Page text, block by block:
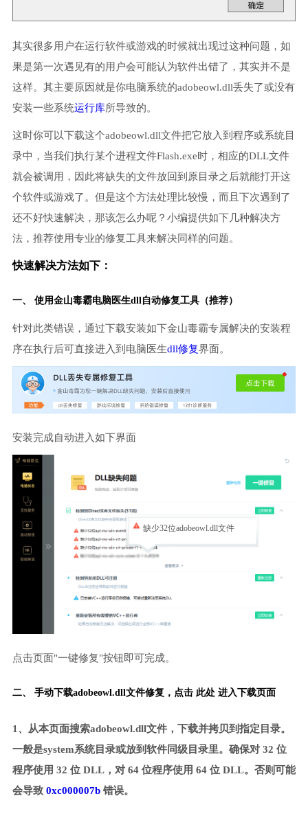
其实很多用户在运行软件或游戏的时候就出现过这种问题，如
果是第一次遇见有的用户会可能认为软件出错了，其实并不是
这样。其主要原因就是你电脑系统的adobeowl.dll丢失了或没有
安装一些系统运行库所导致的。
这时你可以下载这个adobeowl.dll文件把它放入到程序或系统目
录中，当我们执行某个进程文件Flash.exe时，相应的DLL文件
就会被调用，因此将缺失的文件放回到原目录之后就能打开这
个软件或游戏了。但是这个方法处理比较慢，而且下次遇到了
还不好快速解决，那该怎么办呢？小编提供如下几种解决方
法，推荐使用专业的修复工具来解决同样的问题。
快速解决方法如下：
一、 使用金山毒霸电脑医生dll自动修复工具（推荐）
针对此类错误，通过下载安装如下金山毒霸专属解决的安装程
序在执行后可直接进入到电脑医生dll修复界面。
安装完成自动进入如下界面
缺少32位adobeowl.dll文件
点击页面"一键修复"按钮即可完成。
二、 手动下载adobeowl.dll文件修复， 点击 此处 进入下载页面
1、从本页面搜索adobeowl.dll文件，下载并拷贝到指定目录。
一般是system系统目录或放到软件同级目录里。确保对 32 位
程序使用 32 位 DLL，对 64 位程序使用 64 位 DLL。否则可能
会导致 0xc000007b错误。